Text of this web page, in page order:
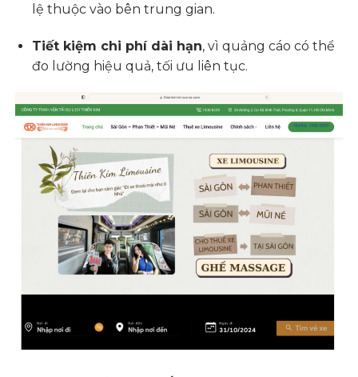
lệ thuộc vào bên trung gian.
Tiết kiệm chi phí dài hạn, vì quảng cáo có thể
đo lường hiệu quả, tối ưu liên tục.